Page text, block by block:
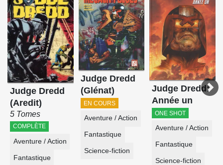
Judge Dredd
(Aredit)
5 Tomes
COMPLÈTE
Aventure / Action
Fantastique
Judge Dredd
(Glénat)
EN COURS
Aventure / Action
Fantastique
Science-fiction
Judge Dredd:
Année un
ONE SHOT
Aventure / Action
Fantastique
Science-fiction